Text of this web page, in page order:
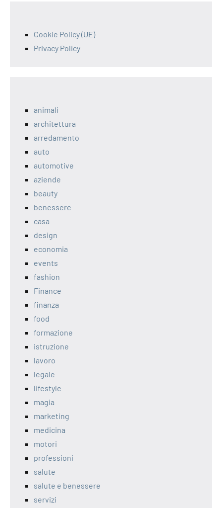
Cookie Policy (UE)
Privacy Policy
animali
architettura
arredamento
auto
automotive
aziende
beauty
benessere
casa
design
economia
events
fashion
Finance
finanza
food
formazione
istruzione
lavoro
legale
lifestyle
magia
marketing
medicina
motori
professioni
salute
salute e benessere
servizi